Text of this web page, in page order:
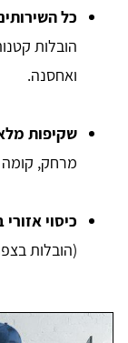
כל
הובלות
ואחסנה.
שקיפות
מרחק, קומה
כיסוי
(הובלות